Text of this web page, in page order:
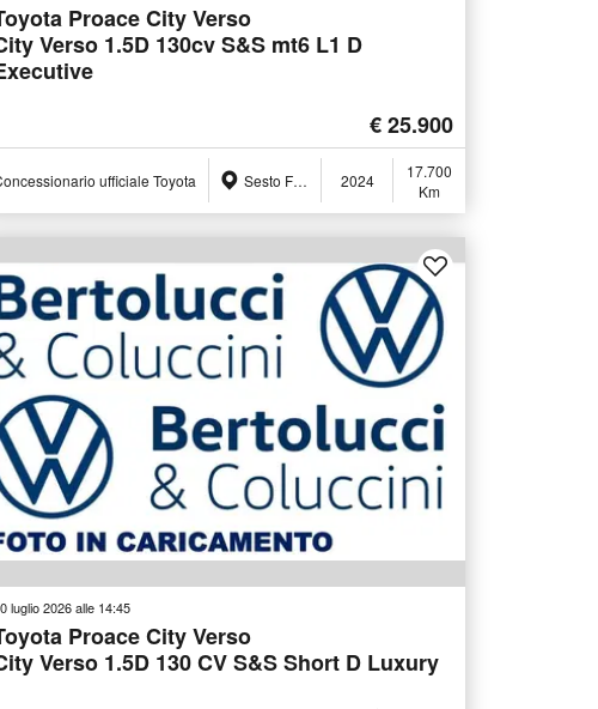
Proace City Verso
Verso 1.5D 130cv S&S mt6 L1 D
€ 25.900
ufficiale Toyota Sesto Fiorentino (FI) 2024
17.700
Km
luglio 2026 alle 14:45
Proace City Verso
Verso 1.5D 130 CV S&S Short D Luxury